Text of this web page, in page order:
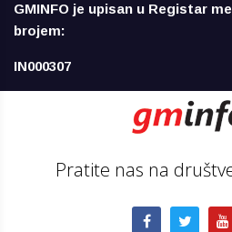
GMINFO je upisan u Registar
brojem:
IN000307
Pratite nas na